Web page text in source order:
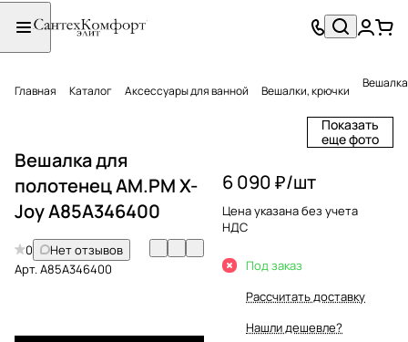
Главная Каталог Аксессуары для ванной Вешалки, крючки
Показать
еще фото
Вешалка для
полотенец AM.PM X-
Joy A85A346400
0
Нет отзывов
Арт.A85A346400
6 090 ₽/шт
Цена указана без учета
НДС
Под заказ
Рассчитать доставку
Нашли дешевле?